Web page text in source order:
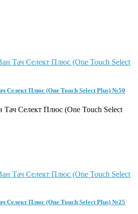
Селект Плюс (One Touch Select Plus) №50
Тач Селект Плюс (One Touch Select
Селект Плюс (One Touch Select Plus) №25